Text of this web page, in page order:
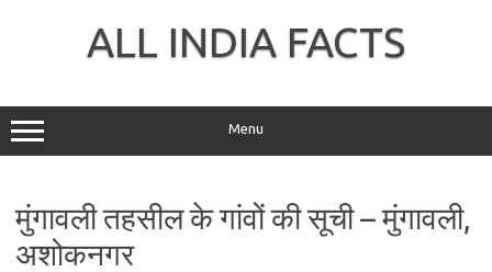
ALL INDIA FACTS
Menu
मुंगावली तहसील के गांवों की सूची – मुंगावली,
अशोकनगर